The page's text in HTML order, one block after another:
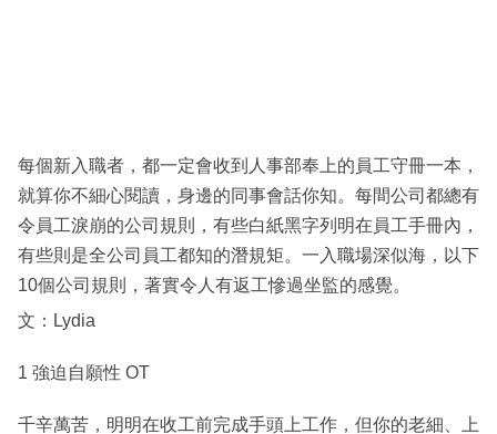
區
每個新入職者，都一定會收到人事部奉上的員工守冊一本，
就算你不細心閱讀，身邊的同事會話你知。每間公司都總有
令員工淚崩的公司規則，有些白紙黑字列明在員工手冊內，
有些則是全公司員工都知的潛規矩。一入職場深似海，以下
10個公司規則，著實令人有返工慘過坐監的感覺。
文：Lydia
1 強迫自願性 OT
千辛萬苦，明明在收工前完成手頭上工作，但你的老細、上